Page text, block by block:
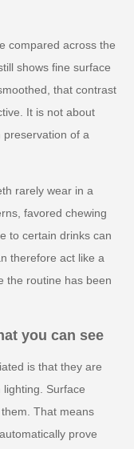
compared across the
shows fine surface
that contrast
It is not about
of a
rarely wear in a
favored chewing
to certain drinks can
therefore act like a
the routine has been
you can see
is that they are
Surface
That means
prove